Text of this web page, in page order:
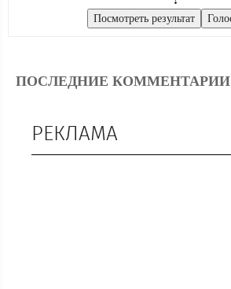
ПОСЛЕДНИЕ КОММЕНТАРИИ
РЕКЛАМА